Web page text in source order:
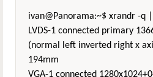
ivan@Panorama:~$ xrandr -q
LVDS-1 connected primary
(normal left inverted right x
194mm
VGA-1 connected